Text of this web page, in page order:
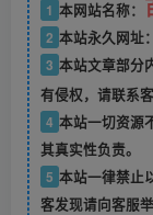
1 本网站名称：
2 本站永久网址：
3 本站文章部分
有侵权，请联系客
4 本站一切资源
其真实性负责。
5 本站一律禁止
客发现请向客服